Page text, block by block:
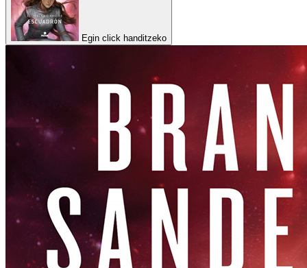
Egin click handitzeko